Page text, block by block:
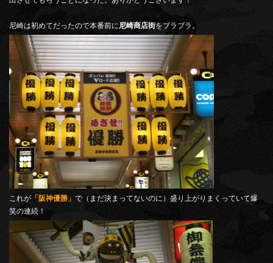
尼崎は初めてだったので本番前に尼崎商店街をブラブラ。
これが 「阪神優勝」 で（まだ決まってないのに）盛り上がりまくっていて爆
笑の連続！